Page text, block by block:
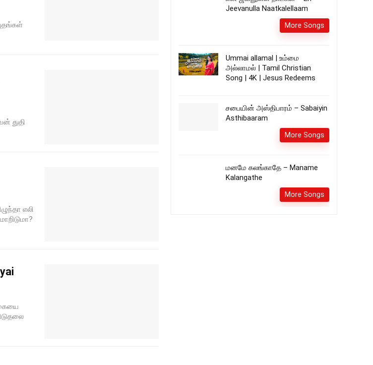
துதி
எலி
Jeevanulla Naatkalellaam
More Songs
Ummai allamal | உம்மை
அல்லாமல் | Tamil Christian
Song | 4K | Jesus Redeems
சபையின் அஸ்திபாரம் – Sabaiyin
Asthibaaram
More Songs
மனமே கலங்காதே – Maname
Kalangathe
More Songs